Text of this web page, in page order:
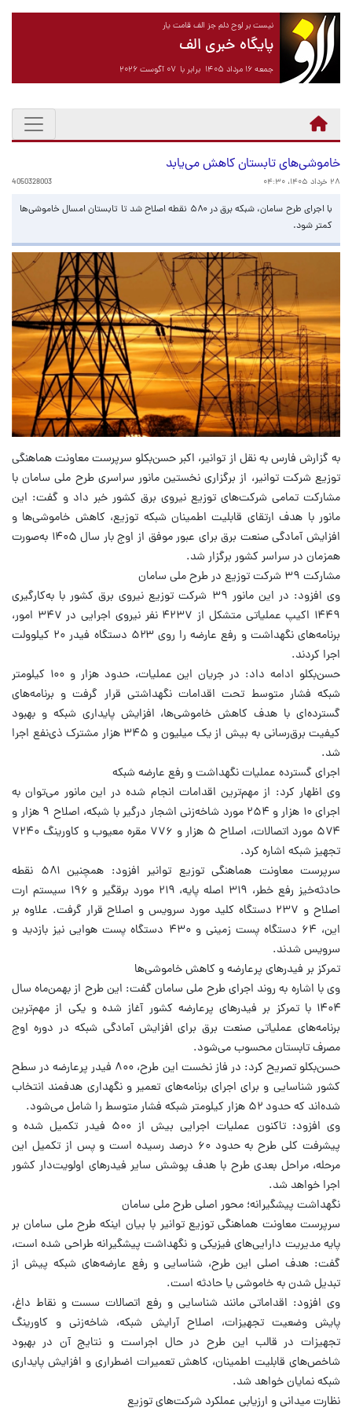
نیست بر لوح دلم جز الف قامت یار
پایگاه خبری الف
جمعه ۱۶ مرداد ۱۴۰۵ برابر با ۰۷ آگوست ۲۰۲۶
خاموشی‌های تابستان کاهش می‌یابد
۲۸ خرداد ۱۴۰۵، ۰۴:۳۰ 4050328003
با اجرای طرح سامان، شبکه برق در ۵۸۰ نقطه اصلاح شد تا تابستان امسال خاموشی‌ها
کمتر شود.
به گزارش فارس به نقل از توانیر، اکبر حسن‌بکلو سرپرست معاونت هماهنگی
توزیع شرکت توانیر، از برگزاری نخستین مانور سراسری طرح ملی سامان با
مشارکت تمامی شرکت‌های توزیع نیروی برق کشور خبر داد و گفت: این
مانور با هدف ارتقای قابلیت اطمینان شبکه توزیع، کاهش خاموشی‌ها و
افزایش آمادگی صنعت برق برای عبور موفق از اوج بار سال ۱۴۰۵ به‌صورت
همزمان در سراسر کشور برگزار شد.
مشارکت ۳۹ شرکت توزیع در طرح ملی سامان
وی افزود: در این مانور ۳۹ شرکت توزیع نیروی برق کشور با به‌کارگیری
۱۴۴۹ اکیپ عملیاتی متشکل از ۴۲۳۷ نفر نیروی اجرایی در ۳۴۷ امور،
برنامه‌های نگهداشت و رفع عارضه را روی ۵۲۳ دستگاه فیدر ۲۰ کیلوولت
اجرا کردند.
حسن‌بکلو ادامه داد: در جریان این عملیات، حدود هزار و ۱۰۰ کیلومتر
شبکه فشار متوسط تحت اقدامات نگهداشتی قرار گرفت و برنامه‌های
گسترده‌ای با هدف کاهش خاموشی‌ها، افزایش پایداری شبکه و بهبود
کیفیت برق‌رسانی به بیش از یک میلیون و ۳۴۵ هزار مشترک ذی‌نفع اجرا
شد.
اجرای گسترده عملیات نگهداشت و رفع عارضه شبکه
وی اظهار کرد: از مهم‌ترین اقدامات انجام‌ شده در این مانور می‌توان به
اجرای ۱۰ هزار و ۲۵۴ مورد شاخه‌زنی اشجار درگیر با شبکه، اصلاح ۹ هزار و
۵۷۴ مورد اتصالات، اصلاح ۵ هزار و ۷۷۶ مقره معیوب و کاورینگ ۷۲۴۰
تجهیز شبکه اشاره کرد.
سرپرست معاونت هماهنگی توزیع توانیر افزود: همچنین ۵۸۱ نقطه
حادثه‌خیز رفع خطر، ۳۱۹ اصله پایه، ۲۱۹ مورد برقگیر و ۱۹۶ سیستم ارت
اصلاح و ۲۳۷ دستگاه کلید مورد سرویس و اصلاح قرار گرفت. علاوه بر
این، ۶۴ دستگاه پست زمینی و ۴۳۰ دستگاه پست هوایی نیز بازدید و
سرویس شدند.
تمرکز بر فیدرهای پرعارضه و کاهش خاموشی‌ها
وی با اشاره به روند اجرای طرح ملی سامان گفت: این طرح از بهمن‌ماه سال
۱۴۰۴ با تمرکز بر فیدرهای پرعارضه کشور آغاز شده و یکی از مهم‌ترین
برنامه‌های عملیاتی صنعت برق برای افزایش آمادگی شبکه در دوره اوج
مصرف تابستان محسوب می‌شود.
حسن‌بکلو تصریح کرد: در فاز نخست این طرح، ۸۰۰ فیدر پرعارضه در سطح
کشور شناسایی و برای اجرای برنامه‌های تعمیر و نگهداری هدفمند انتخاب
شده‌اند که حدود ۵۲ هزار کیلومتر شبکه فشار متوسط را شامل می‌شود.
وی افزود: تاکنون عملیات اجرایی بیش از ۵۰۰ فیدر تکمیل شده و
پیشرفت کلی طرح به حدود ۶۰ درصد رسیده است و پس از تکمیل این
مرحله، مراحل بعدی طرح با هدف پوشش سایر فیدرهای اولویت‌دار کشور
اجرا خواهد شد.
نگهداشت پیشگیرانه؛ محور اصلی طرح ملی سامان
سرپرست معاونت هماهنگی توزیع توانیر با بیان اینکه طرح ملی سامان بر
پایه مدیریت دارایی‌های فیزیکی و نگهداشت پیشگیرانه طراحی شده است،
گفت: هدف اصلی این طرح، شناسایی و رفع عارضه‌های شبکه پیش از
تبدیل شدن به خاموشی یا حادثه است.
وی افزود: اقداماتی مانند شناسایی و رفع اتصالات سست و نقاط داغ،
پایش وضعیت تجهیزات، اصلاح آرایش شبکه، شاخه‌زنی و کاورینگ
تجهیزات در قالب این طرح در حال اجراست و نتایج آن در بهبود
شاخص‌های قابلیت اطمینان، کاهش تعمیرات اضطراری و افزایش پایداری
شبکه نمایان خواهد شد.
نظارت میدانی و ارزیابی عملکرد شرکت‌های توزیع